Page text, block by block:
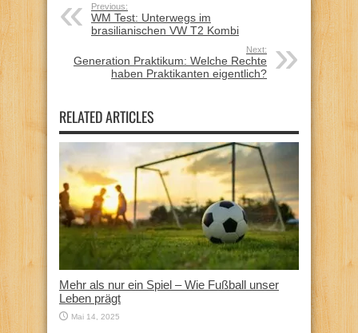
Previous:
WM Test: Unterwegs im
brasilianischen VW T2 Kombi
Next:
Generation Praktikum: Welche Rechte
haben Praktikanten eigentlich?
RELATED ARTICLES
Mehr als nur ein Spiel – Wie Fußball unser
Leben prägt
Mai 14, 2025